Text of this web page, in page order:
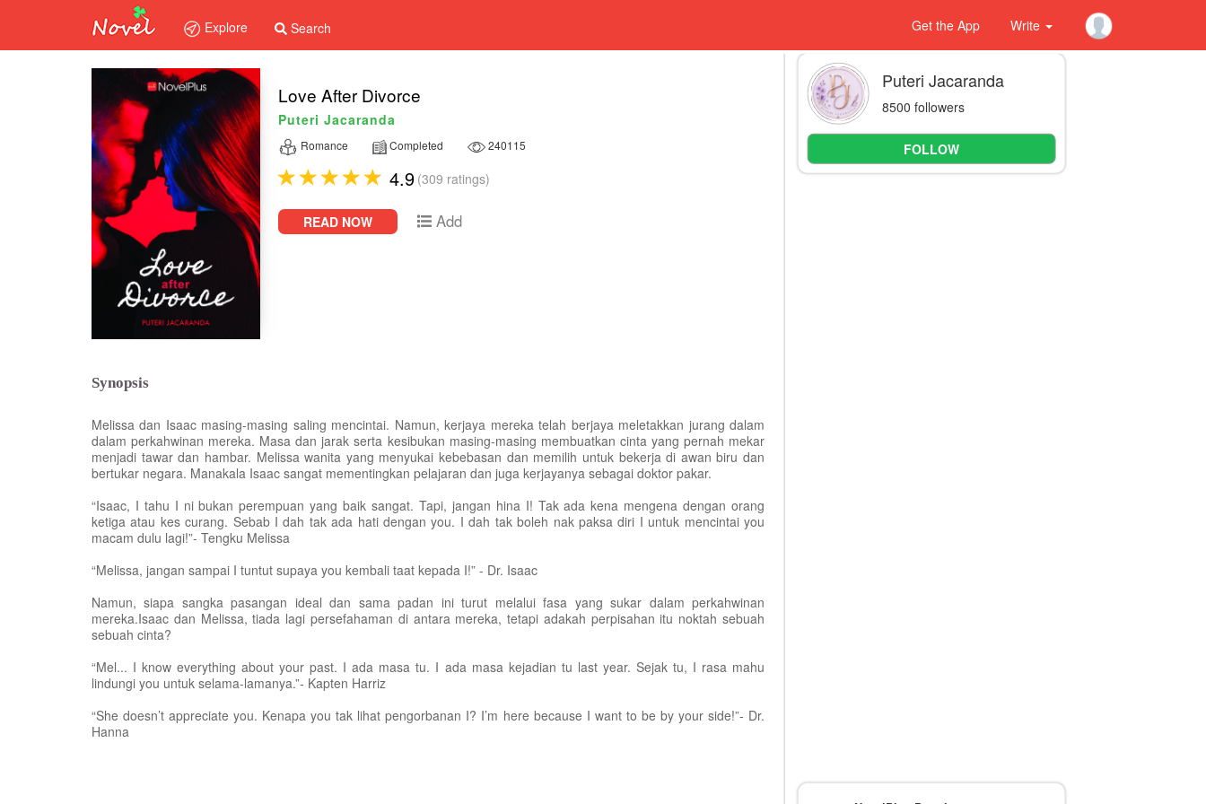
Explore Search Get the App Write
Love After Divorce
Puteri Jacaranda
Romance Completed 240115
4.9 (309 ratings)
READ NOW Add
Synopsis
Melissa dan Isaac masing-masing saling mencintai. Namun, kerjaya mereka telah berjaya meletakkan jurang dalam
dalam perkahwinan mereka. Masa dan jarak serta kesibukan masing-masing membuatkan cinta yang pernah mekar
menjadi tawar dan hambar. Melissa wanita yang menyukai kebebasan dan memilih untuk bekerja di awan biru dan
bertukar negara. Manakala Isaac sangat mementingkan pelajaran dan juga kerjayanya sebagai doktor pakar.
“Isaac, I tahu I ni bukan perempuan yang baik sangat. Tapi, jangan hina I! Tak ada kena mengena dengan orang
ketiga atau kes curang. Sebab I dah tak ada hati dengan you. I dah tak boleh nak paksa diri I untuk mencintai you
macam dulu lagi!”- Tengku Melissa
“Melissa, jangan sampai I tuntut supaya you kembali taat kepada I!” - Dr. Isaac
Namun, siapa sangka pasangan ideal dan sama padan ini turut melalui fasa yang sukar dalam perkahwinan
mereka.Isaac dan Melissa, tiada lagi persefahaman di antara mereka, tetapi adakah perpisahan itu noktah sebuah
sebuah cinta?
“Mel... I know everything about your past. I ada masa tu. I ada masa kejadian tu last year. Sejak tu, I rasa mahu
lindungi you untuk selama-lamanya.”- Kapten Harriz
“She doesn’t appreciate you. Kenapa you tak lihat pengorbanan I? I’m here because I want to be by your side!”- Dr.
Hanna
Puteri Jacaranda
8500 followers
FOLLOW